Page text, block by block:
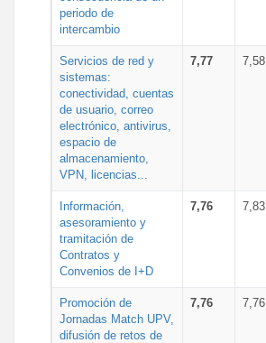
periodo de
intercambio
Servicios de red y
sistemas:
conectividad, cuentas
de usuario, correo
electrónico, antivirus,
espacio de
almacenamiento,
VPN, licencias...
7,77 7,58
Información,
asesoramiento y
tramitación de
Contratos y
Convenios de I+D
7,76 7,83
Promoción de
Jornadas Match UPV,
difusión de retos de
7,76 7,76